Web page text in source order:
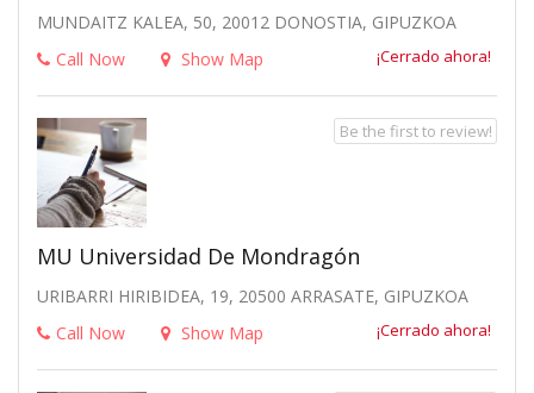
MUNDAITZ KALEA, 50, 20012 DONOSTIA, GIPUZKOA
Call Now
Show Map ¡Cerrado ahora!
MU Universidad De Mondragón
URIBARRI HIRIBIDEA, 19, 20500 ARRASATE, GIPUZKOA
Call Now
Show Map ¡Cerrado ahora!
Be the first to review!